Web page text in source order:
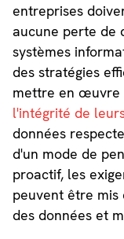
entreprises
aucune perte de
systèmes
des stratégies
mettre en œuvre
l'intégrité de
données
d'un mode de
proactif, les
peuvent être
des données et